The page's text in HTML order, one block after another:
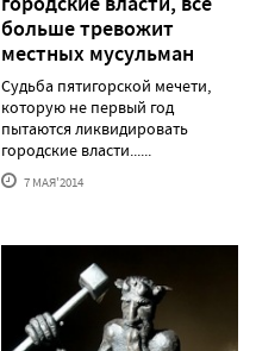
больше тревожит
местных мусульман
Судьба пятигорской мечети,
которую не первый год
пытаются ликвидировать
городские власти......
7 МАЯ'2014